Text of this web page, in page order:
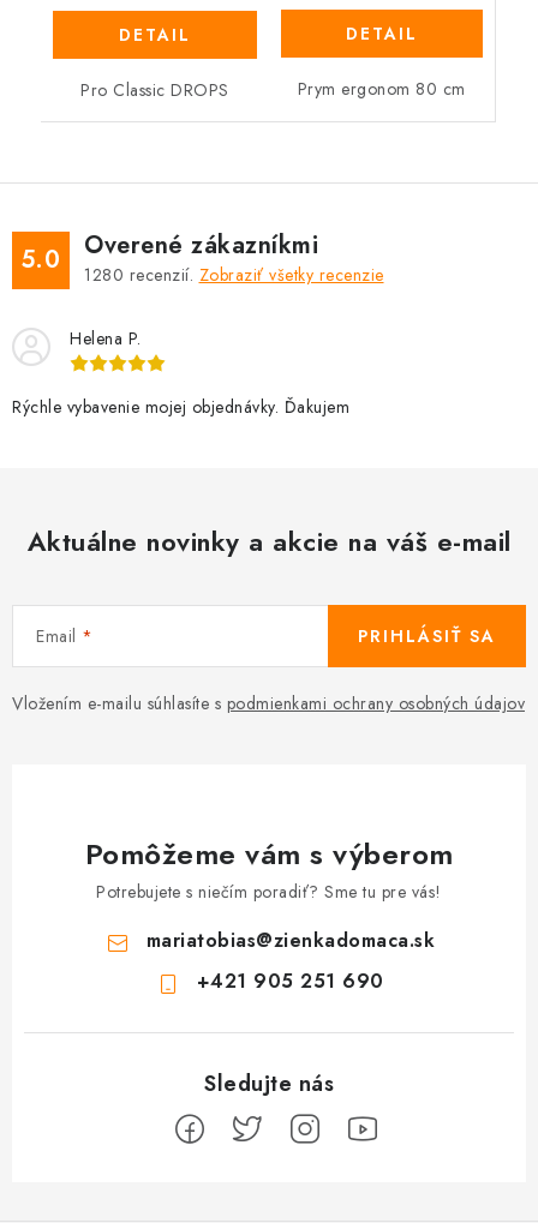
DETAIL
Pro Classic DROPS
DETAIL
Prym ergonom 80 cm
5.0 Overené zákazníkmi
1280 recenzií. Zobraziť všetky recenzie
Helena P.
Rýchle vybavenie mojej objednávky. Ďakujem
Aktuálne novinky a akcie na váš e-mail
Email
Vložením e-mailu súhlasíte s podmienkami ochrany osobných údajov
PRIHLÁSIŤ SA
Pomôžeme vám s výberom
Potrebujete s niečím poradiť? Sme tu pre vás!
mariatobias@zienkadomaca.sk
+421 905 251 690